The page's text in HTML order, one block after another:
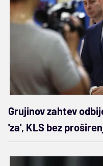
Grujinov zahtev
'za', KLS bez